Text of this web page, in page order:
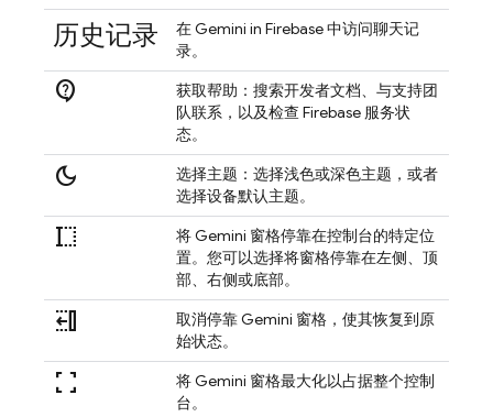
历史记录 在 Gemini in Firebase中访问聊天记
录。
contact_support
获取帮助：搜索开发者文档、与支持团
队联系，以及检查 Firebase 服务状
态。
dark_mode
选择主题：选择浅色或深色主题，或者
选择设备默认主题。
text_select_start
将 Gemini 窗格停靠在控制台的特定位
置。您可以选择将窗格停靠在左侧、顶
部、右侧或底部。
text_select_move_back_word
取消停靠 Gemini 窗格，使其恢复到原
始状态。
fullscreen
将 Gemini 窗格最大化以占据整个控制
台。